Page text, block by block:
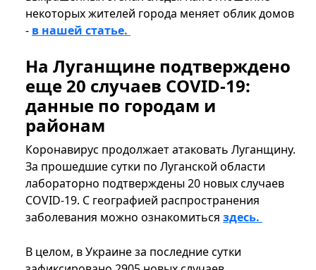
некоторых жителей города меняет облик домов
- в нашей статье.
На Луганщине подтверждено
еще 20 случаев COVID-19:
данные по городам и
районам
Коронавирус продолжает атаковать Луганщину.
За прошедшие сутки по Луганской области
лабораторно подтверждены 20 новых случаев
COVID-19. С географией распространения
заболевания можно ознакомиться здесь.
В целом, в Украине за последние сутки